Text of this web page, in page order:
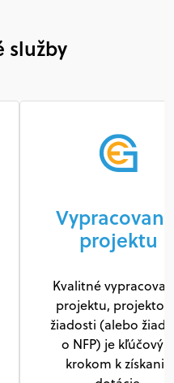
služby
projektu
Kvalitné
projektu,
žiadosti (alebo
o NFP) je
krokom k získaniu